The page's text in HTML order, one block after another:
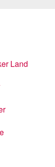
Land